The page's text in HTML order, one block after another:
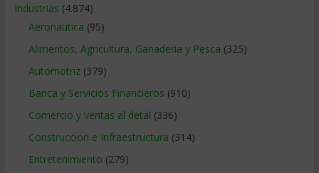
Industrias (4.874)
Aeronautica (95)
Alimentos, Agricultura, Ganaderia y Pesca (325)
Automotriz(379)
Banca y Servicios Financieros (910)
Comercio y ventas al detal (336)
Construccion e Infraestructura (314)
Entretenimiento (279)